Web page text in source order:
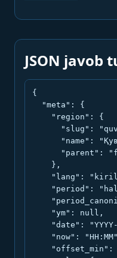
JSON javob
{
  "meta": {
    "region": {
"slug":
"name":
"parent":
    },
"lang":
"period":
    "ym": null,
"date":
"now":
"offset_min":